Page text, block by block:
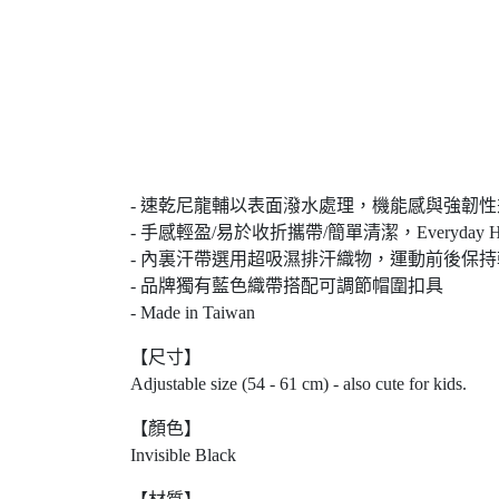
- 速乾尼龍輔以表面潑水處理，機能感與強韌
- 手感輕盈/易於收折攜帶/簡單清潔，Everyday
- 內裏汗帶選用超吸濕排汗織物，運動前後保
- 品牌獨有藍色織帶搭配可調節帽圍扣具
- Made in Taiwan
【尺寸】
Adjustable size (54 - 61 cm) - also cute for kids.
【顏色】
Invisible Black